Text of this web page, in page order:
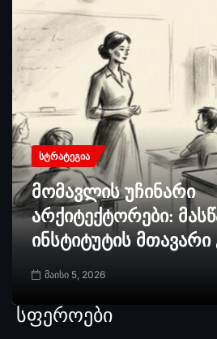
ᲡᲢᲠᲐᲢᲔᲒᲘᲐ
მომავლის უჩინარი
არქიტექტორები:
ინსტიტუტის მთავარი
მაისი 5, 2026
სფეროები